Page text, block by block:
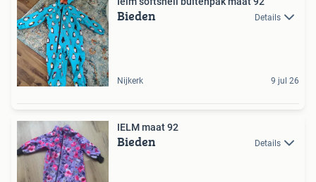
Bieden Details
Nijkerk 9 jul 26
IELM maat 92
Bieden Details